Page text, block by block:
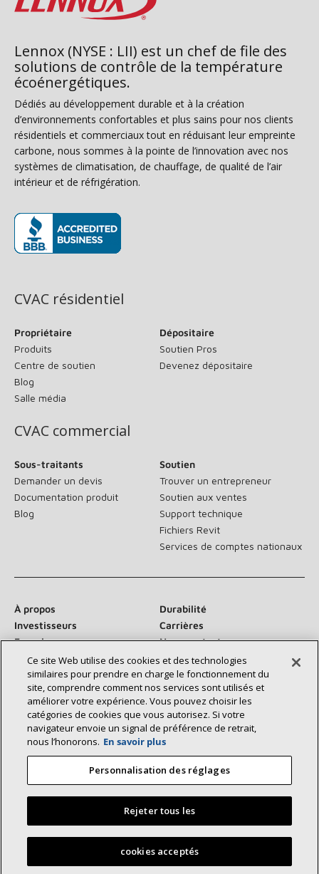
Lennox (NYSE : LII) est un chef de file des
solutions de contrôle de la température
écoénergétiques.
Dédiés au développement durable et à la création
d’environnements confortables et plus sains pour nos clients
résidentiels et commerciaux tout en réduisant leur empreinte
carbone, nous sommes à la pointe de l’innovation avec nos
systèmes de climatisation, de chauffage, de qualité de l’air
intérieur et de réfrigération.
CVAC résidentiel
Propriétaire
Produits
Centre de soutien
Blog
Salle média
Dépositaire
Soutien Pros
Devenez dépositaire
CVAC commercial
Sous-traitants
Demander un devis
Documentation produit
Blog
Soutien
Trouver un entrepreneur
Soutien aux ventes
Support technique
Fichiers Revit
Services de comptes nationaux
À propos
Durabilité
Investisseurs
Carrières
Fournisseurs
Nous contacter
Salle de presse
Communiquez avec nous :
©2026 Lennox International Inc.
Déclaration d’accessibilité
Confidentialité
Conditions générales
Ce site Web utilise des cookies et des technologies
similaires pour prendre en charge le fonctionnement du
site, comprendre comment nos services sont utilisés et
améliorer votre expérience. Vous pouvez choisir les
catégories de cookies que vous autorisez. Si votre
navigateur envoie un signal de préférence de retrait,
nous l’honorons. En savoir plus
Personnalisation des réglages
Rejeter tous les
cookies acceptés